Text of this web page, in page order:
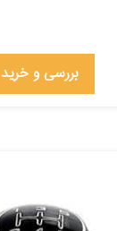
بررسی و خرید